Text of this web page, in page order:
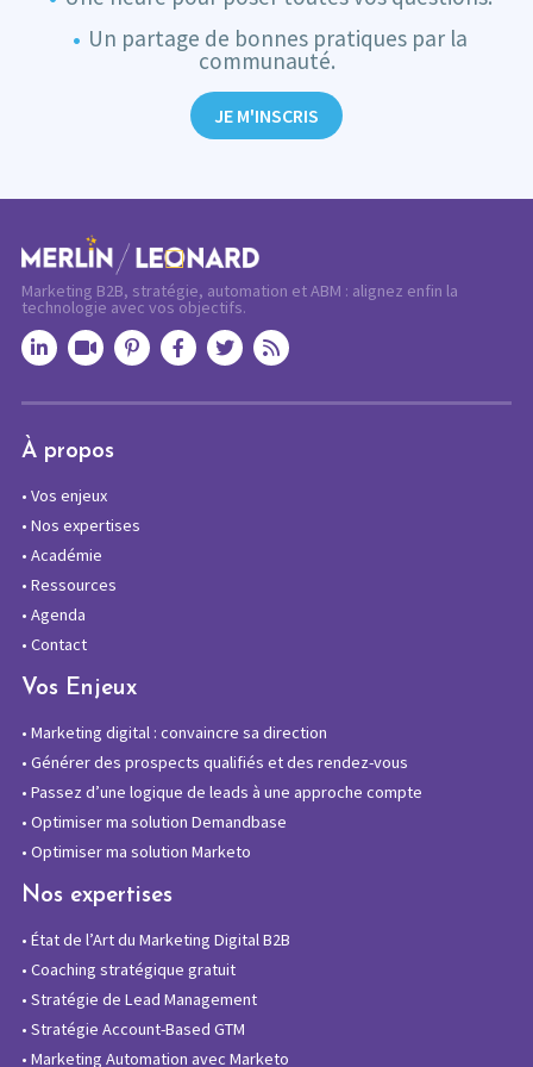
Un partage de bonnes pratiques par la
communauté.
JE M'INSCRIS
Marketing B2B, stratégie, automation et ABM : alignez enfin la
technologie avec vos objectifs.
À propos
• Vos enjeux
• Nos expertises
• Académie
• Ressources
• Agenda
• Contact
Vos Enjeux
• Marketing digital : convaincre sa direction
• Générer des prospects qualifiés et des rendez-vous
• Passez d’une logique de leads à une approche compte
• Optimiser ma solution Demandbase
• Optimiser ma solution Marketo
Nos expertises
• État de l’Art du Marketing Digital B2B
• Coaching stratégique gratuit
• Stratégie de Lead Management
• Stratégie Account-Based GTM
• Marketing Automation avec Marketo